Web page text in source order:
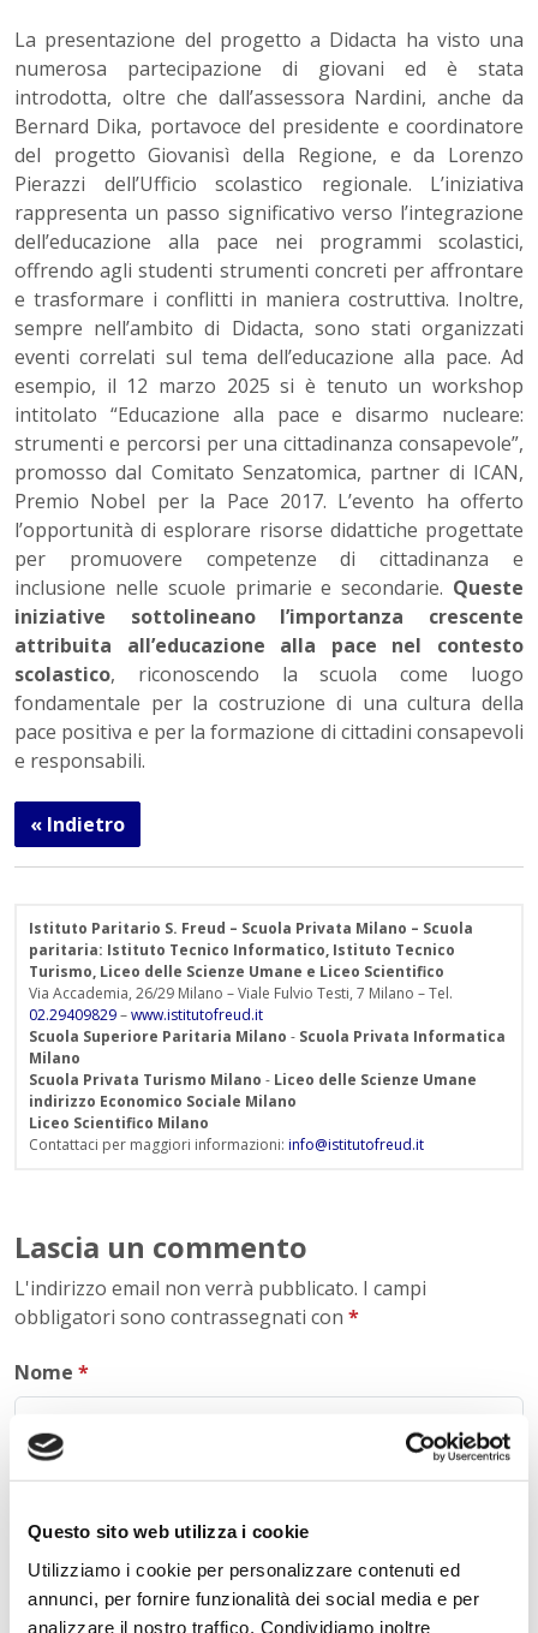
Questo sito web utilizza i cookie
Utilizziamo i cookie per personalizzare contenuti ed
annunci, per fornire funzionalità dei social media e per
analizzare il nostro traffico. Condividiamo inoltre
La presentazione del progetto a Didacta ha visto una
numerosa partecipazione di giovani ed è stata
introdotta, oltre che dall’assessora Nardini, anche da
Bernard Dika, portavoce del presidente e coordinatore
del progetto Giovanisì della Regione, e da Lorenzo
Pierazzi dell’Ufficio scolastico regionale. L’iniziativa
rappresenta un passo significativo verso l’integrazione
dell’educazione alla pace nei programmi scolastici,
offrendo agli studenti strumenti concreti per affrontare
e trasformare i conflitti in maniera costruttiva. Inoltre,
sempre nell’ambito di Didacta, sono stati organizzati
eventi correlati sul tema dell’educazione alla pace. Ad
esempio, il 12 marzo 2025 si è tenuto un workshop
intitolato “Educazione alla pace e disarmo nucleare:
strumenti e percorsi per una cittadinanza consapevole”,
promosso dal Comitato Senzatomica, partner di ICAN,
Premio Nobel per la Pace 2017. L’evento ha offerto
l’opportunità di esplorare risorse didattiche progettate
per promuovere competenze di cittadinanza e
inclusione nelle scuole primarie e secondarie. Queste
iniziative sottolineano l’importanza crescente
attribuita all’educazione alla pace nel contesto
scolastico, riconoscendo la scuola come luogo
fondamentale per la costruzione di una cultura della
pace positiva e per la formazione di cittadini consapevoli
e responsabili.
« Indietro
Istituto Paritario S. Freud – Scuola Privata Milano – Scuola
paritaria: Istituto Tecnico Informatico, Istituto Tecnico
Turismo, Liceo delle Scienze Umane e Liceo Scientifico
Via Accademia, 26/29 Milano – Viale Fulvio Testi, 7 Milano – Tel.
02.29409829–www.istitutofreud.it
Scuola Superiore Paritaria Milano - Scuola Privata Informatica
Milano
Scuola Privata Turismo Milano - Liceo delle Scienze Umane
indirizzo Economico Sociale Milano
Liceo Scientifico Milano
Contattaci per maggiori informazioni: info@istitutofreud.it
Lascia un commento
L'indirizzo email non verrà pubblicato. I campi
obbligatori sono contrassegnati con *
Nome *
Commento